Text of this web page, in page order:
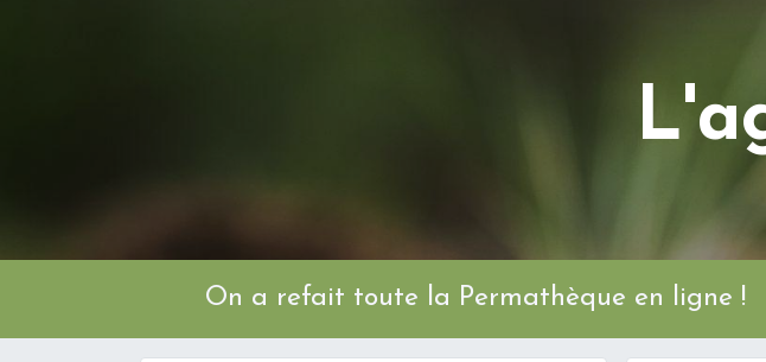
On a refait toute la Permathèque